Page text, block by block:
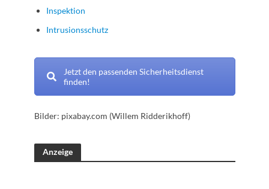
Inspektion
Intrusionsschutz
Jetzt den passenden Sicherheitsdienst
finden!
Bilder: pixabay.com (Willem Ridderikhoff)
Anzeige